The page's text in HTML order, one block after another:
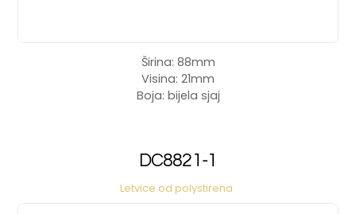
Širina: 88mm
Visina: 21mm
Boja: bijela sjaj
DC8821-1
Letvice od polystirena